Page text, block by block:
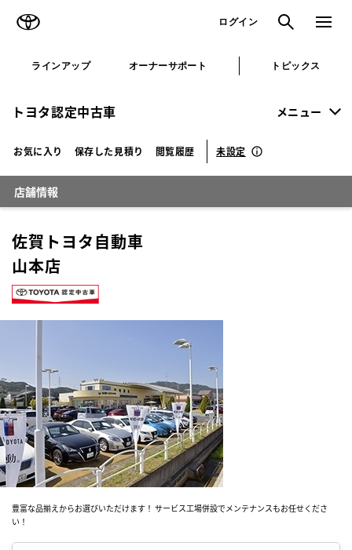
ログイン 検索 メニュ
ラインアップ オーナーサポート トピックス
トヨタ認定中古車 メニュー
お気に入り 保存した見積り 閲覧履歴 未設定
店舗情報
佐賀トヨタ自動車
山本店
豊富な品揃えからお選びいただけます！ サービス工場併設でメンテナンスもお任せくださ
い！